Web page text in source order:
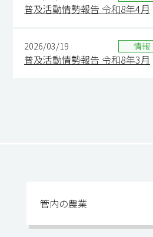
普及活動情勢報告 令和8年4月
2026/03/19 情報
普及活動情勢報告 令和8年3月
管内の農業